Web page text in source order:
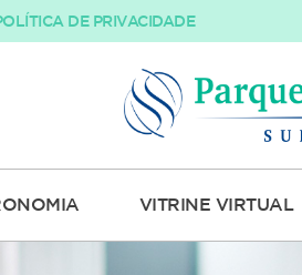
DE PRIVACIDADE
VITRINE VIRTUAL